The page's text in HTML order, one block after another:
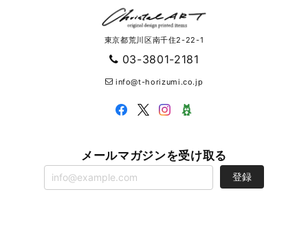
東京都荒川区南千住2-22-1
03-3801-2181
info@t-horizumi.co.jp
メールマガジンを受け取る
登録